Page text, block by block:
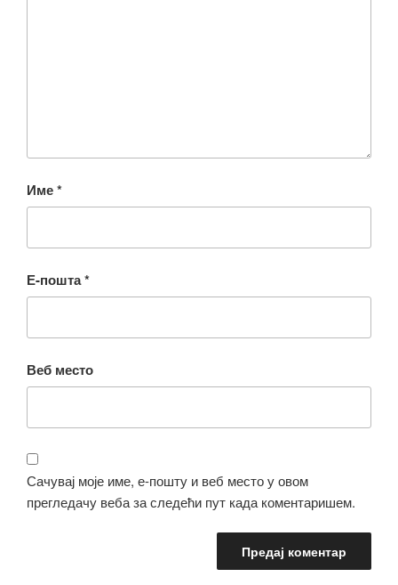
Име*
Е-пошта*
Веб место
Сачувај моје име, е-пошту и веб место у овом
прегледачу веба за следећи пут када коментаришем.